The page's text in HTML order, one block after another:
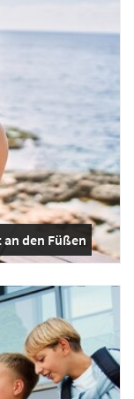
an den Füßen